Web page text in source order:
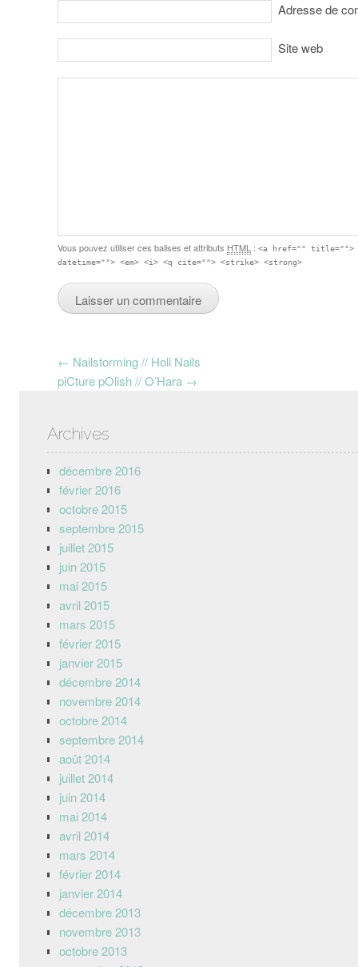
Adresse de
Site web
Vous pouvez utiliser ces balises et attributs HTML :<a href="" title="">
datetime=""> <em> <i> <q cite=""> <strike> <strong>
Post navigation
← Nailstorming // Holi Nails
piCture pOlish // O’Hara →
Archives
décembre 2016
février 2016
octobre 2015
septembre 2015
juillet 2015
juin 2015
mai 2015
avril 2015
mars 2015
février 2015
janvier 2015
décembre 2014
novembre 2014
octobre 2014
septembre 2014
août 2014
juillet 2014
juin 2014
mai 2014
avril 2014
mars 2014
février 2014
janvier 2014
décembre 2013
novembre 2013
octobre 2013